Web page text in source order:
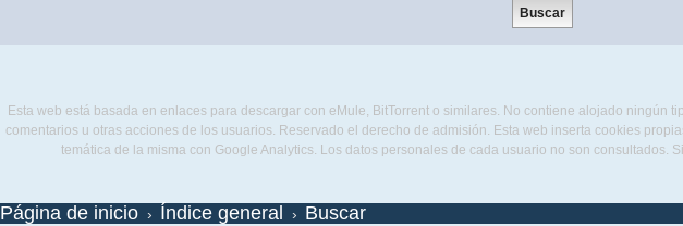
Esta web está basada en enlaces para descargar con eMule, BitTorrent o similares. No contiene alojado ningún
comentarios u otras acciones de los usuarios. Reservado el derecho de admisión. Esta web inserta cookies
temática de la misma con Google Analytics. Los datos personales de cada usuario no son consultados.
Página de inicio Índice general Buscar